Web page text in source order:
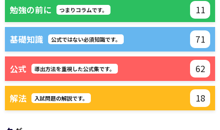
勉強の前に つまりコラムです。 11
基礎知識 公式ではない必須知識です。 71
公式 導出方法を重視した公式集です。 62
解法 入試問題の解説です。 18